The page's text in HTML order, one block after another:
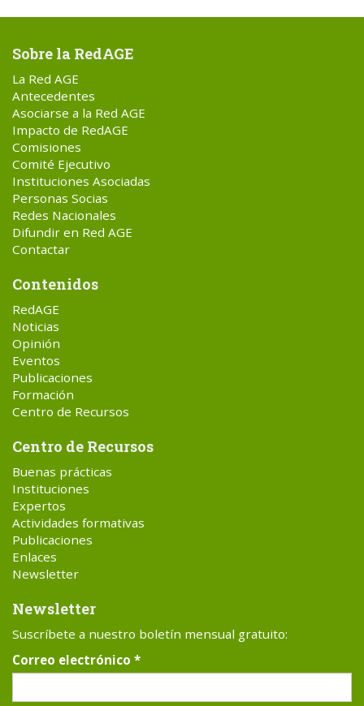
Sobre la RedAGE
La Red AGE
Antecedentes
Asociarse a la Red AGE
Impacto de RedAGE
Comisiones
Comité Ejecutivo
Instituciones Asociadas
Personas Socias
Redes Nacionales
Difundir en Red AGE
Contactar
Contenidos
RedAGE
Noticias
Opinión
Eventos
Publicaciones
Formación
Centro de Recursos
Centro de Recursos
Buenas prácticas
Instituciones
Expertos
Actividades formativas
Publicaciones
Enlaces
Newsletter
Newsletter
Suscríbete a nuestro boletín mensual gratuito:
Correo electrónico *